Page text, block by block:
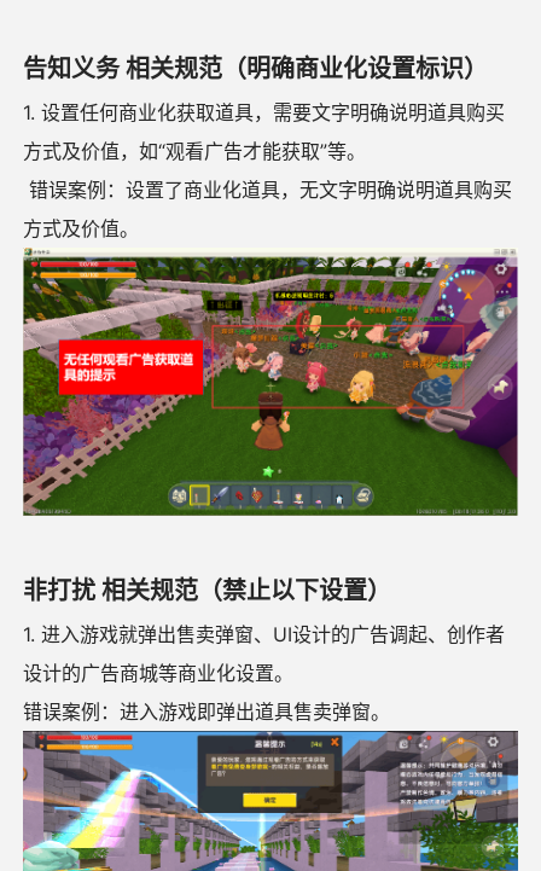
告知义务 相关规范（明确商业化设置标识）
1. 设置任何商业化获取道具，需要文字明确说明道具购买
方式及价值，如“观看广告才能获取”等。
错误案例：设置了商业化道具，无文字明确说明道具购买
方式及价值。
非打扰 相关规范（禁止以下设置）
1. 进入游戏就弹出售卖弹窗、UI设计的广告调起、创作者
设计的广告商城等商业化设置。
错误案例：进入游戏即弹出道具售卖弹窗。